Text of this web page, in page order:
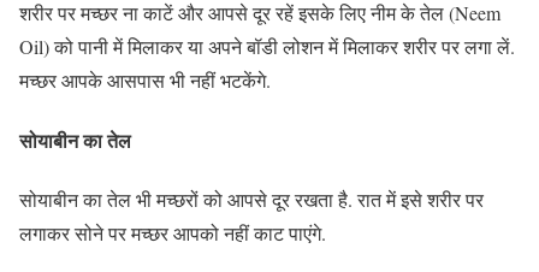
शरीर पर मच्छर ना काटें और आपसे दूर रहें इसके लिए नीम के तेल (Neem
Oil) को पानी में मिलाकर या अपने बॉडी लोशन में मिलाकर शरीर पर लगा लें.
मच्छर आपके आसपास भी नहीं भटकेंगे.
सोयाबीन का तेल
सोयाबीन का तेल भी मच्छरों को आपसे दूर रखता है. रात में इसे शरीर पर
लगाकर सोने पर मच्छर आपको नहीं काट पाएंगे.